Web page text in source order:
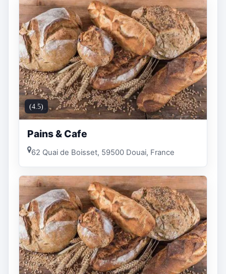
(4.5)
Pains & Cafe
62 Quai de Boisset, 59500 Douai, France